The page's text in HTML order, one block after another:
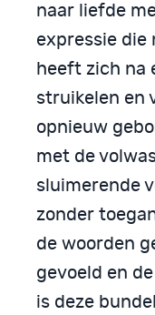
naar liefde
expressie die
heeft zich na
struikelen en
opnieuw
met de
sluimerende
zonder
de woorden
gevoeld en
is deze